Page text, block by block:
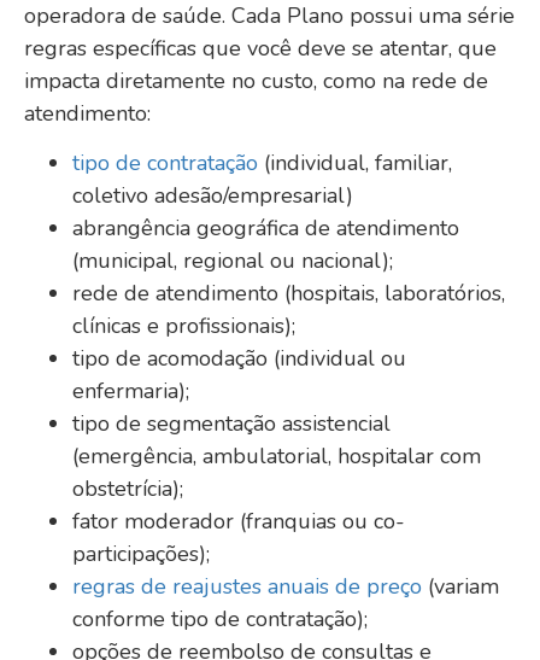
operadora de saúde. Cada Plano possui uma série
regras específicas que você deve se atentar, que
impacta diretamente no custo, como na rede de
atendimento:
tipo de contratação (individual, familiar,
coletivo adesão/empresarial)
abrangência geográfica de atendimento
(municipal, regional ou nacional);
rede de atendimento (hospitais, laboratórios,
clínicas e profissionais);
tipo de acomodação (individual ou
enfermaria);
tipo de segmentação assistencial
(emergência, ambulatorial, hospitalar com
obstetrícia);
fator moderador (franquias ou co-
participações);
regras de reajustes anuais de preço (variam
conforme tipo de contratação);
opções de reembolso de consultas e